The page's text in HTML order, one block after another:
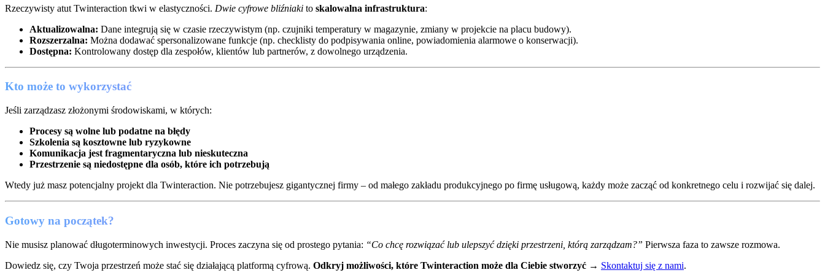
Rzeczywisty atut Twinteraction tkwi w elastyczności. Dwie cyfrowe bliźniaki to skalowalna infrastruktura:
Aktualizowalna: Dane integrują się w czasie rzeczywistym (np. czujniki temperatury w magazynie, zmiany w projekcie na placu budowy).
Rozszerzalna: Można dodawać spersonalizowane funkcje (np. checklisty do podpisywania online, powiadomienia alarmowe o konserwacji).
Dostępna: Kontrolowany dostęp dla zespołów, klientów lub partnerów, z dowolnego urządzenia.
Kto może to wykorzystać
Jeśli zarządzasz złożonymi środowiskami, w których:
Procesy są wolne lub podatne na błędy
Szkolenia są kosztowne lub ryzykowne
Komunikacja jest fragmentaryczna lub nieskuteczna
Przestrzenie są niedostępne dla osób, które ich potrzebują
Wtedy już masz potencjalny projekt dla Twinteraction. Nie potrzebujesz gigantycznej firmy – od małego zakładu produkcyjnego po firmę usługową, każdy może zacząć od konkretnego celu i rozwijać się dalej.
Gotowy na początek?
Nie musisz planować długoterminowych inwestycji. Proces zaczyna się od prostego pytania: “Co chcę rozwiązać lub ulepszyć dzięki przestrzeni, którą zarządzam?” Pierwsza faza to zawsze rozmowa.
Dowiedz się, czy Twoja przestrzeń może stać się działającą platformą cyfrową. Odkryj możliwości, które Twinteraction może dla Ciebie stworzyć → Skontaktuj się z nami.